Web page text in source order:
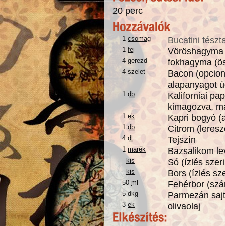
20 perc
1csomag Bucatini
1fej
4gerezd fokhagyma
4szelet
Bacon
alapanyagot
1db
Kaliforniai
kimagozva,
1ek Kapri bogyó
1db Citrom
4dl Tejszín
1marék Bazsalikom
kis Só (ízlés
kis Bors (ízlés
50 ml Fehérbor
5dkg Parmezán
3ek olivaolaj